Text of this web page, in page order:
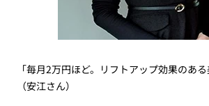
「毎月2万円ほど。リフトアップ効果のある
（安江さん）